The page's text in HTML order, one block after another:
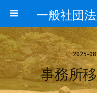
2025-
事務所